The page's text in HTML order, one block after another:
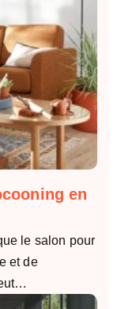
en
le salon pour
et de